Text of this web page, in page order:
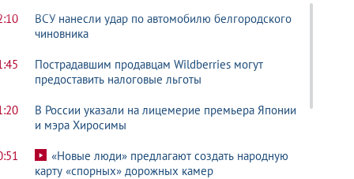
ВСУ нанесли удар по автомобилю белгородского
чиновника
Пострадавшим продавцам Wildberries могут
предоставить налоговые льготы
В России указали на лицемерие премьера Японии
и мэра Хиросимы
«Новые люди» предлагают создать народную
карту «спорных» дорожных камер